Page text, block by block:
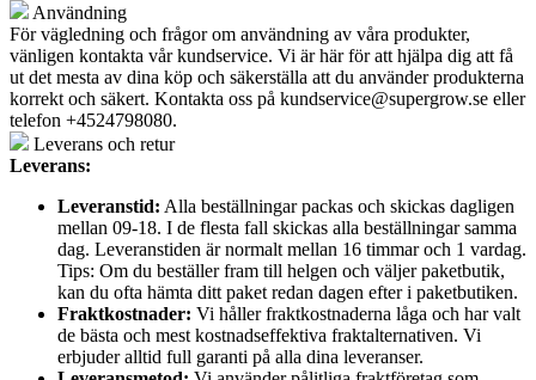
Användning
För vägledning och frågor om användning av våra produkter,
vänligen kontakta vår kundservice. Vi är här för att hjälpa dig att få
ut det mesta av dina köp och säkerställa att du använder produkterna
korrekt och säkert. Kontakta oss på kundservice@supergrow.se eller
telefon +4524798080.
Leverans och retur
Leverans:
Leveranstid: Alla beställningar packas och skickas dagligen
mellan 09-18. I de flesta fall skickas alla beställningar samma
dag. Leveranstiden är normalt mellan 16 timmar och 1 vardag.
Tips: Om du beställer fram till helgen och väljer paketbutik,
kan du ofta hämta ditt paket redan dagen efter i paketbutiken.
Fraktkostnader: Vi håller fraktkostnaderna låga och har valt
de bästa och mest kostnadseffektiva fraktalternativen. Vi
erbjuder alltid full garanti på alla dina leveranser.